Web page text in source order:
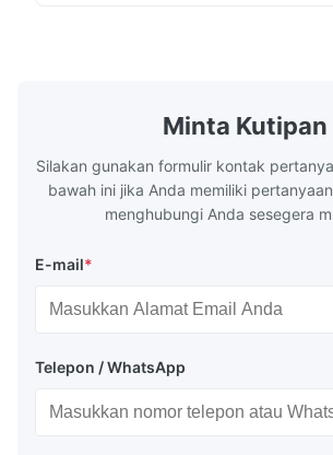
Minta Kutipan
Silakan gunakan formulir kontak
bawah ini jika Anda memiliki
menghubungi Anda sesegera
E-mail*
Telepon / WhatsApp